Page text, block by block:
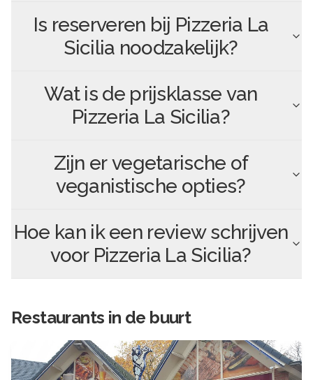
Is reserveren bij Pizzeria La
Sicilia noodzakelijk?
Wat is de prijsklasse van
Pizzeria La Sicilia?
Zijn er vegetarische of
veganistische opties?
Hoe kan ik een review schrijven
voor Pizzeria La Sicilia?
Restaurants in de buurt